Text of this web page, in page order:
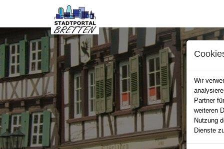
Wir
Partner
weiteren
Nutzung
Dienste